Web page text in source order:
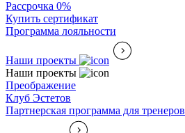
Рассрочка 0%
Купить сертификат
Программа лояльности
Наши проекты
Наши проекты
Преображение
Клуб Эстетов
Партнерская программа для тренеров